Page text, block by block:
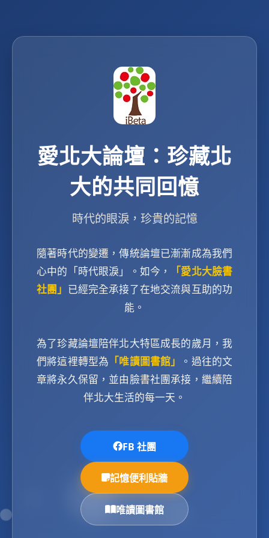
愛北大論壇：珍藏北
大的共同回憶
時代的眼淚，珍貴的記憶
隨著時代的變遷，傳統論壇已漸漸成為我們
心中的「時代眼淚」。如今，
「愛北大臉書
社團」 已經完全承接了在地交流與互助的功
能。
為了珍藏論壇陪伴北大特區成長的歲月，我
們將這裡轉型為 「唯讀圖書館」
。過往的文
章將永久保留，並由臉書社團承接，繼續陪
伴北大生活的每一天。
FB 社團
記憶便利貼牆
唯讀圖書館